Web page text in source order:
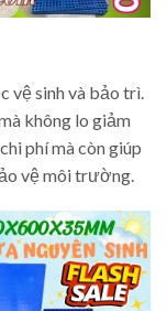
vệ sinh và bảo trì.
không lo giảm
phí mà còn giúp
vệ môi trường.